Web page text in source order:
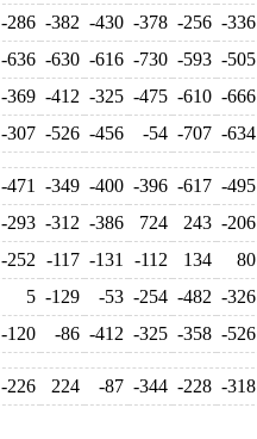
-286 -382 -430 -378 -256 -336
-636 -630 -616 -730 -593 -505
-369 -412 -325 -475 -610 -666
-307 -526 -456 -54 -707 -634
-471 -349 -400 -396 -617 -495
-293 -312 -386 724 243 -206
-252 -117 -131 -112 134
80
5 -129 -53 -254 -482 -326
-120 -86 -412 -325 -358 -526
-226 224 -87 -344 -228 -318